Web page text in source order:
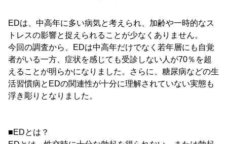
EDは、中高年に多い病気と考えられ、加齢や一時的なス
トレスの影響と捉えられることが少なくありません。
今回の調査から、EDは中高年だけでなく若年層にも自覚
者がいる一方、症状を感じても受診しない人が70％を超
えることが明らかになりました。さらに、糖尿病などの生
活習慣病とEDの関連性が十分に理解されていない実態も
浮き彫りとなりました。
■EDとは？